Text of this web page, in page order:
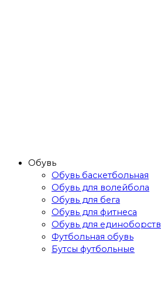
Обувь
Обувь баскетбольная
Обувь для волейбола
Обувь для бега
Обувь для фитнеса
Обувь для единоборств
Футбольная обувь
Бутсы футбольные